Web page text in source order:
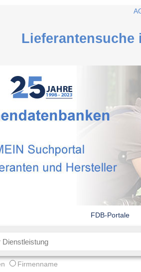
Lieferantensuche
FDB-Portale
Firmenname